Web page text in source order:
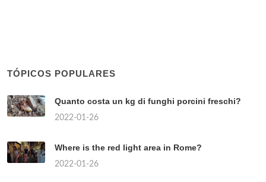
TÓPICOS POPULARES
Quanto costa un kg di funghi porcini freschi?
2022-01-26
Where is the red light area in Rome?
2022-01-26